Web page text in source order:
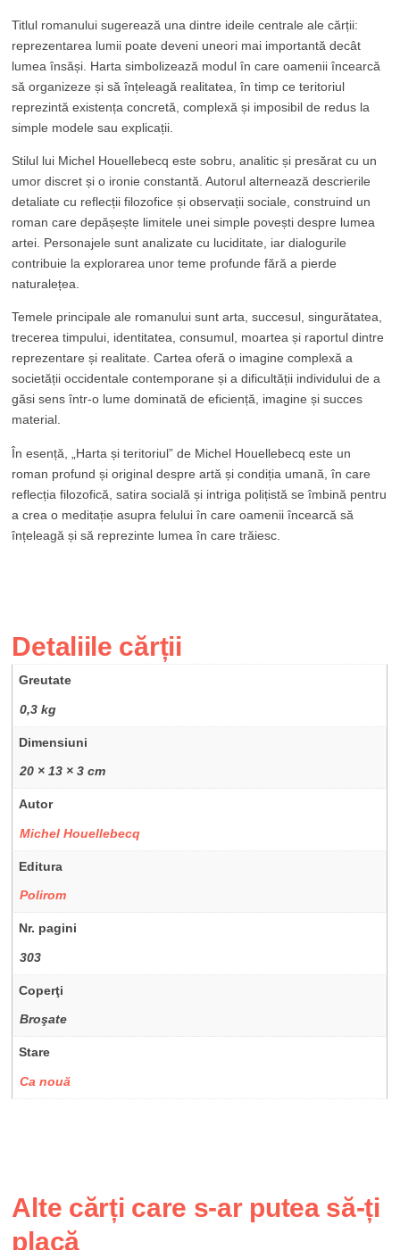
Titlul romanului sugerează una dintre ideile centrale ale cărții:
reprezentarea lumii poate deveni uneori mai importantă decât
lumea însăși. Harta simbolizează modul în care oamenii încearcă
să organizeze și să înțeleagă realitatea, în timp ce teritoriul
reprezintă existența concretă, complexă și imposibil de redus la
simple modele sau explicații.
Stilul lui Michel Houellebecq este sobru, analitic și presărat cu un
umor discret și o ironie constantă. Autorul alternează descrierile
detaliate cu reflecții filozofice și observații sociale, construind un
roman care depășește limitele unei simple povești despre lumea
artei. Personajele sunt analizate cu luciditate, iar dialogurile
contribuie la explorarea unor teme profunde fără a pierde
naturalețea.
Temele principale ale romanului sunt arta, succesul, singurătatea,
trecerea timpului, identitatea, consumul, moartea și raportul dintre
reprezentare și realitate. Cartea oferă o imagine complexă a
societății occidentale contemporane și a dificultății individului de a
găsi sens într-o lume dominată de eficiență, imagine și succes
material.
În esență, „Harta și teritoriul” de Michel Houellebecq este un
roman profund și original despre artă și condiția umană, în care
reflecția filozofică, satira socială și intriga polițistă se îmbină pentru
a crea o meditație asupra felului în care oamenii încearcă să
înțeleagă și să reprezinte lumea în care trăiesc.
Detaliile cărții
Greutate
0,3 kg
Dimensiuni
20 × 13 × 3 cm
Autor
Michel Houellebecq
Editura
Polirom
Nr. pagini
303
Coperţi
Broşate
Stare
Ca nouă
Alte cărți care s-ar putea să-ți
placă